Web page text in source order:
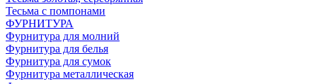
Тесьма с помпонами
ФУРНИТУРА
Фурнитура для молний
Фурнитура для белья
Фурнитура для сумок
Фурнитура металлическая